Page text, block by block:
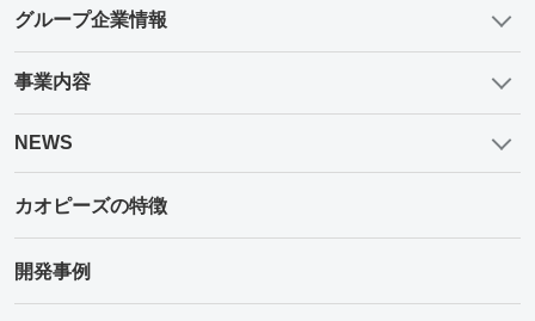
グループ企業情報
事業内容
NEWS
カオピーズの特徴
開発事例